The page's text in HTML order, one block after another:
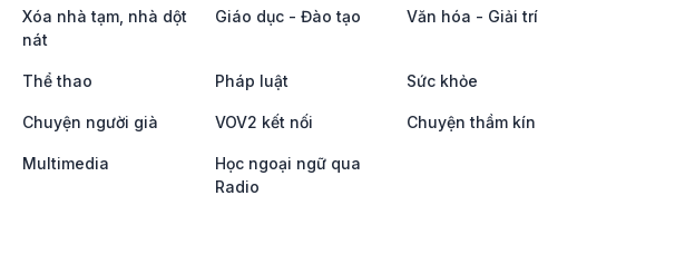
Xóa nhà tạm, nhà dột
nát
Giáo dục - Đào tạo Văn hóa - Giải trí
Thể thao Pháp luật Sức khỏe
Chuyện người già VOV2 kết nối Chuyện thầm kín
Multimedia
Học ngoại ngữ qua
Radio